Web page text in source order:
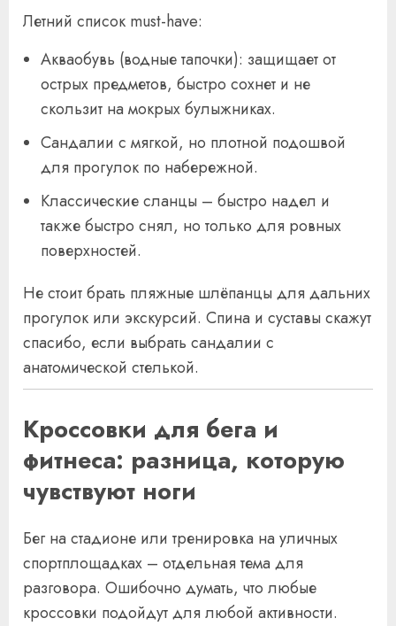
Летний список must-have:
Акваобувь (водные тапочки): защищает от
острых предметов, быстро сохнет и не
скользит на мокрых булыжниках.
Сандалии с мягкой, но плотной подошвой
для прогулок по набережной.
Классические сланцы – быстро надел и
также быстро снял, но только для ровных
поверхностей.
Не стоит брать пляжные шлёпанцы для дальних
прогулок или экскурсий. Спина и суставы скажут
спасибо, если выбрать сандалии с
анатомической стелькой.
Кроссовки для бега и
фитнеса: разница, которую
чувствуют ноги
Бег на стадионе или тренировка на уличных
спортплощадках – отдельная тема для
разговора. Ошибочно думать, что любые
кроссовки подойдут для любой активности.